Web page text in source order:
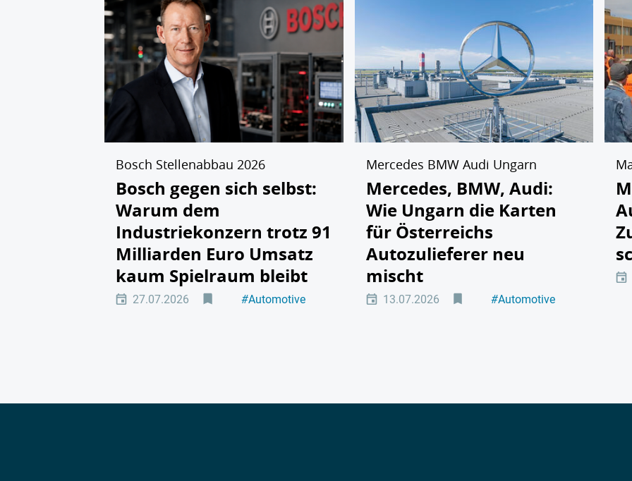
Bosch Stellenabbau 2026
Bosch gegen sich selbst:
Warum dem
Industriekonzern trotz 91
Milliarden Euro Umsatz
kaum Spielraum bleibt
27.07.2026 #Automotive
Mercedes BMW Audi Ungarn
Mercedes, BMW, Audi:
Wie Ungarn die Karten
für Österreichs
Autozulieferer neu
mischt
13.07.2026 #Automotive